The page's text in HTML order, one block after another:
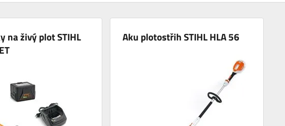
na živý plot STIHL
Aku plotostřih STIHL HLA 56